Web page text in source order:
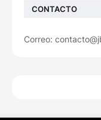
CONTACTO
Correo: